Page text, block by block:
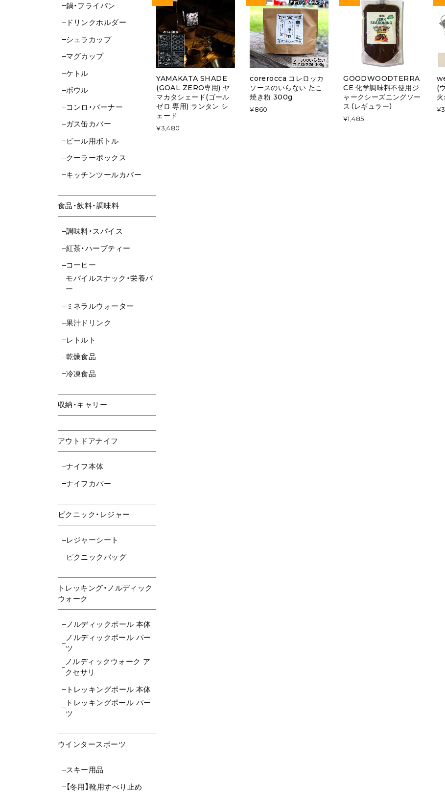
鍋・フライパン
ドリンクホルダー
シェラカップ
マグカップ
ケトル
ボウル
コンロ・バーナー
ガス缶カバー
ビール用ボトル
クーラーボックス
キッチンツールカバー
食品・飲料・調味料
調味料・スパイス
紅茶・ハーブティー
コーヒー
モバイルスナック・栄養バ
ー
ミネラルウォーター
果汁ドリンク
レトルト
乾燥食品
冷凍食品
収納・キャリー
アウトドアナイフ
ナイフ本体
ナイフカバー
ピクニック・レジャー
レジャーシート
ピクニックバッグ
トレッキング・ノルディック
ウォーク
ノルディックポール 本体
ノルディックポール パー
ツ
ノルディックウォーク ア
クセサリ
トレッキングポール 本体
トレッキングポール パー
ツ
ウインタースポーツ
スキー用品
【冬用】靴用すべり止め
YAMAKATA SHADE
(GOAL ZERO専用) ヤ
マカタシェード(ゴール
ゼロ 専用) ランタン シ
ェード
¥3,480
corerocca コレロッカ
ソースのいらない たこ
焼き粉 300g
¥860
GOODWOODTERRA
CE 化学調味料不使用ジ
ャークシーズニングソー
ス（レギュラー）
¥1,485
(
火